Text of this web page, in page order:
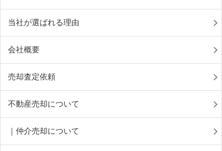
当社が選ばれる理由
会社概要
売却査定依頼
不動産売却について
｜仲介売却について